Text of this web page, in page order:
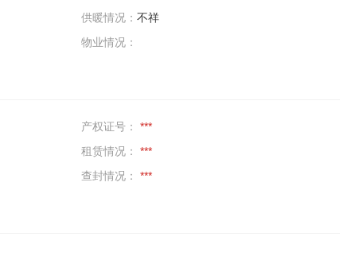
供暖情况： 不祥
物业情况：
产权证号：
***
租赁情况：
***
查封情况： ***